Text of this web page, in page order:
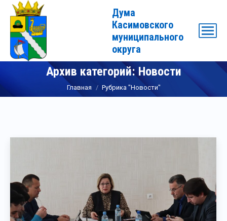
Дума
Касимовского
муниципального
округа
Архив категорий: Новости
Вы здесь:
Главная Рубрика "Новости"